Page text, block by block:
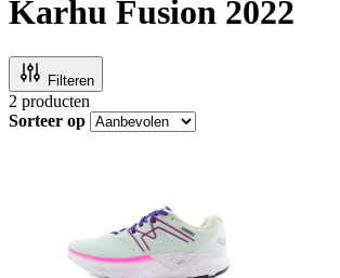
Karhu Fusion 2022
Filteren
2 producten
Sorteer op